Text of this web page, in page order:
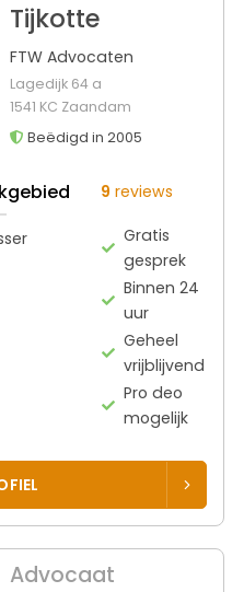
Tijkotte
FTW Advocaten
Lagedijk 64 a
1541 KC Zaandam
Beëdigd in 2005
9 reviews
Gratis
gesprek
Binnen 24
uur
Geheel
vrijblijvend
Pro deo
mogelijk
Advocaat